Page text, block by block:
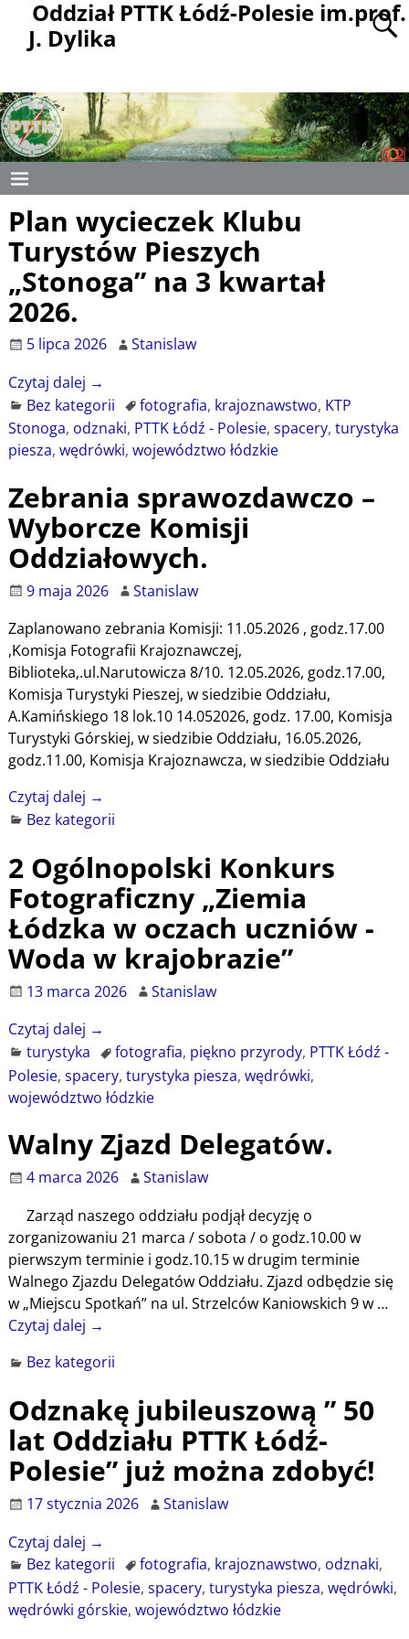
Oddział PTTK Łódź-Polesie im.prof.
J. Dylika
Plan wycieczek Klubu
Turystów Pieszych
„Stonoga” na 3 kwartał
2026.
5 lipca 2026
Stanislaw
Czytaj dalej →
Bez kategorii
fotografia, krajoznawstwo, KTP
Stonoga, odznaki, PTTK Łódź - Polesie, spacery, turystyka
piesza, wędrówki, województwo łódzkie
Zebrania sprawozdawczo –
Wyborcze Komisji
Oddziałowych.
9 maja 2026
Stanislaw
Zaplanowano zebrania Komisji: 11.05.2026 , godz.17.00
,Komisja Fotografii Krajoznawczej,
Biblioteka,.ul.Narutowicza 8/10. 12.05.2026, godz.17.00,
Komisja Turystyki Pieszej, w siedzibie Oddziału,
A.Kamińskiego 18 lok.10 14.052026, godz. 17.00, Komisja
Turystyki Górskiej, w siedzibie Oddziału, 16.05.2026,
godz.11.00, Komisja Krajoznawcza, w siedzibie Oddziału
Czytaj dalej →
Bez kategorii
2 Ogólnopolski Konkurs
Fotograficzny „Ziemia
Łódzka w oczach uczniów -
Woda w krajobrazie”
13 marca 2026
Stanislaw
Czytaj dalej →
turystyka
fotografia, piękno przyrody, PTTK Łódź -
Polesie, spacery, turystyka piesza, wędrówki,
województwo łódzkie
Walny Zjazd Delegatów.
4 marca 2026
Stanislaw
Zarząd naszego oddziału podjął decyzję o
zorganizowaniu 21 marca / sobota / o godz.10.00 w
pierwszym terminie i godz.10.15 w drugim terminie
Walnego Zjazdu Delegatów Oddziału. Zjazd odbędzie się
w „Miejscu Spotkań” na ul. Strzelców Kaniowskich 9 w …
Czytaj dalej →
Bez kategorii
Odznakę jubileuszową ” 50
lat Oddziału PTTK Łódź-
Polesie” już można zdobyć!
17 stycznia 2026
Stanislaw
Czytaj dalej →
Bez kategorii
fotografia, krajoznawstwo, odznaki,
PTTK Łódź - Polesie, spacery, turystyka piesza, wędrówki,
wędrówki górskie, województwo łódzkie